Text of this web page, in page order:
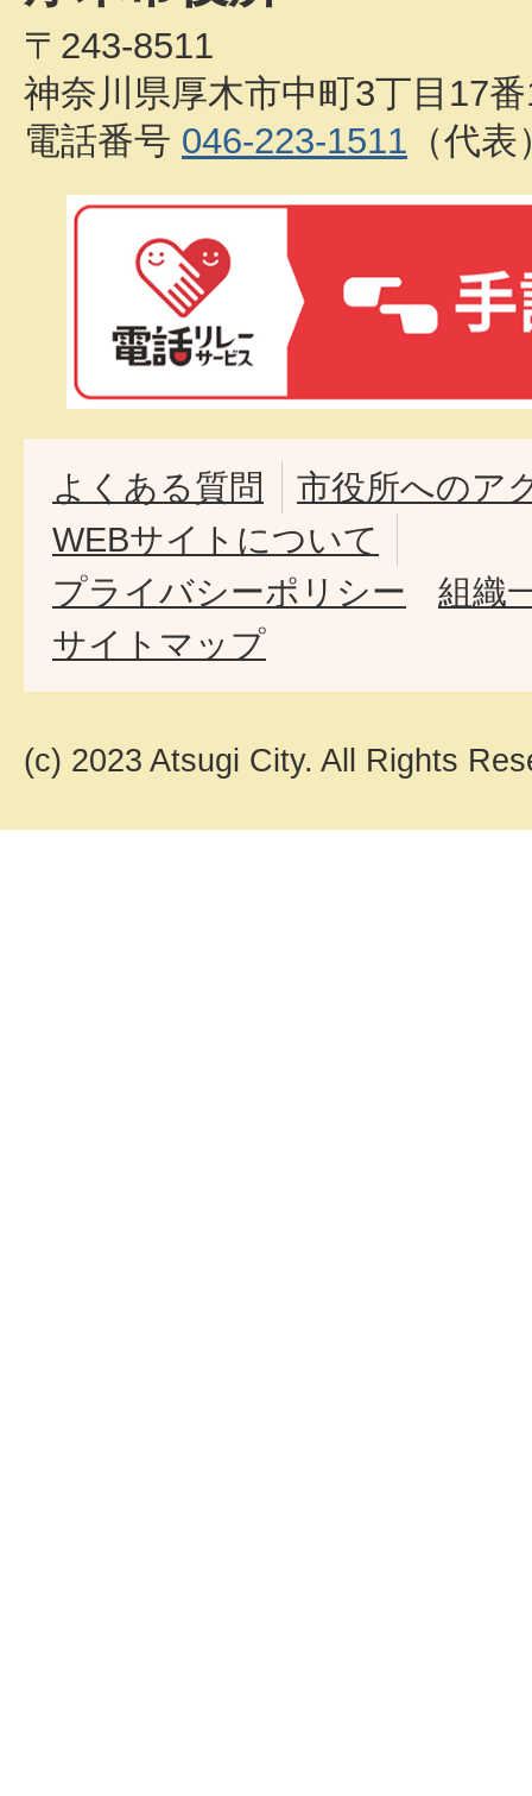
〒243-8511
神奈川県厚木市中町3丁目17
電話番号 046-223-1511 （代表
よくある質問
市役所へのア
WEBサイトについて
プライバシーポリシー
組織
サイトマップ
(c) 2023 Atsugi City. All Rights